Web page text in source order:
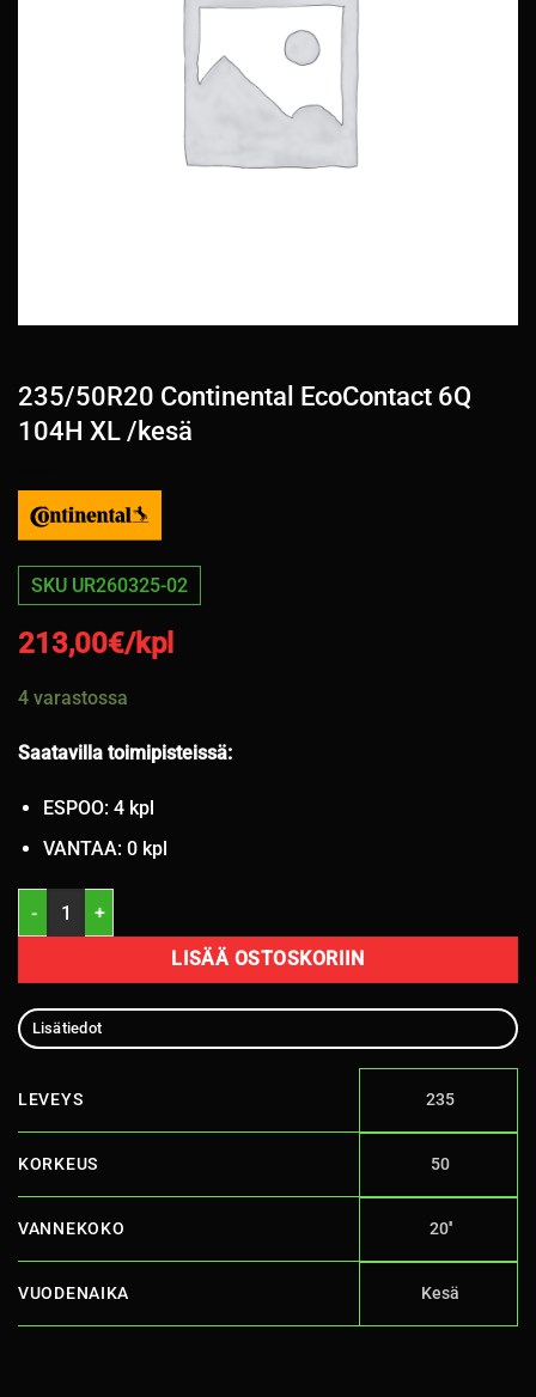
235/50R20 Continental EcoContact 6Q
104H XL /kesä
SKU UR260325-02
213,00€/kpl
4 varastossa
Saatavilla toimipisteissä:
ESPOO: 4 kpl
VANTAA: 0 kpl
235/50R20 Continental EcoContact 6Q 104H XL /kesä määrä
LISÄÄ OSTOSKORIIN
Lisätiedot
LEVEYS 235
KORKEUS 50
VANNEKOKO 20''
VUODENAIKA Kesä